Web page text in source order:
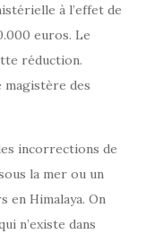
à l’effet de
euros. Le
réduction.
des
incorrections de
la mer ou un
en Himalaya. On
n’existe dans